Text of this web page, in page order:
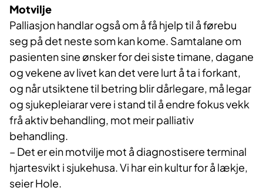
Motvilje
Palliasjon handlar også om å få hjelp til å førebu
seg på det neste som kan kome. Samtalane om
pasienten sine ønsker for dei siste timane, dagane
og vekene av livet kan det vere lurt å ta i forkant,
og når utsiktene til betring blir dårlegare, må legar
og sjukepleiarar vere i stand til å endre fokus vekk
frå aktiv behandling, mot meir palliativ
behandling.
– Det er ein motvilje mot å diagnostisere terminal
hjartesvikt i sjukehusa. Vi har ein kultur for å lækje,
seier Hole.